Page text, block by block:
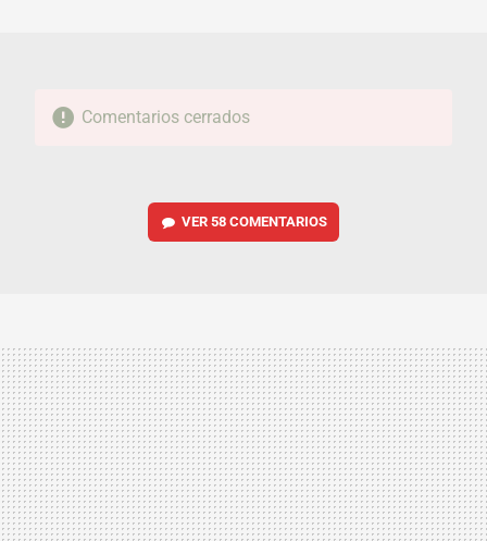
Comentarios cerrados
VER 58 COMENTARIOS